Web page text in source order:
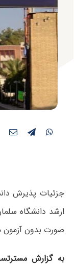
جزئیات پذیرش
صورت بدون آزمون
به گزارش